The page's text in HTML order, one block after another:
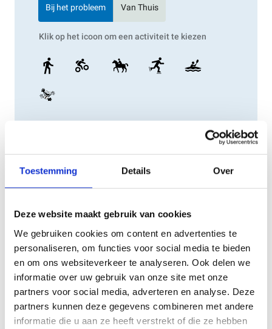
Toestemming Details Over
Deze website maakt gebruik van cookies
We gebruiken cookies om content en advertenties te
personaliseren, om functies voor social media te bieden
en om ons websiteverkeer te analyseren. Ook delen we
informatie over uw gebruik van onze site met onze
partners voor social media, adverteren en analyse. Deze
partners kunnen deze gegevens combineren met andere
informatie die u aan ze heeft verstrekt of die ze hebben